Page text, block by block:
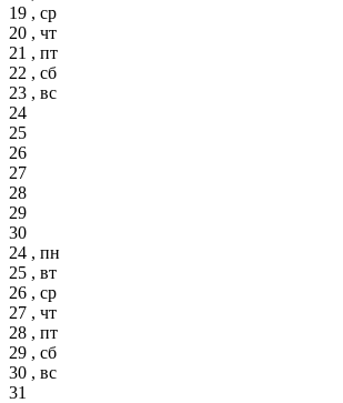
19 , ср
20 , чт
21 , пт
22 , сб
23 , вс
24
25
26
27
28
29
30
24 , пн
25 , вт
26 , ср
27 , чт
28 , пт
29 , сб
30 , вс
31